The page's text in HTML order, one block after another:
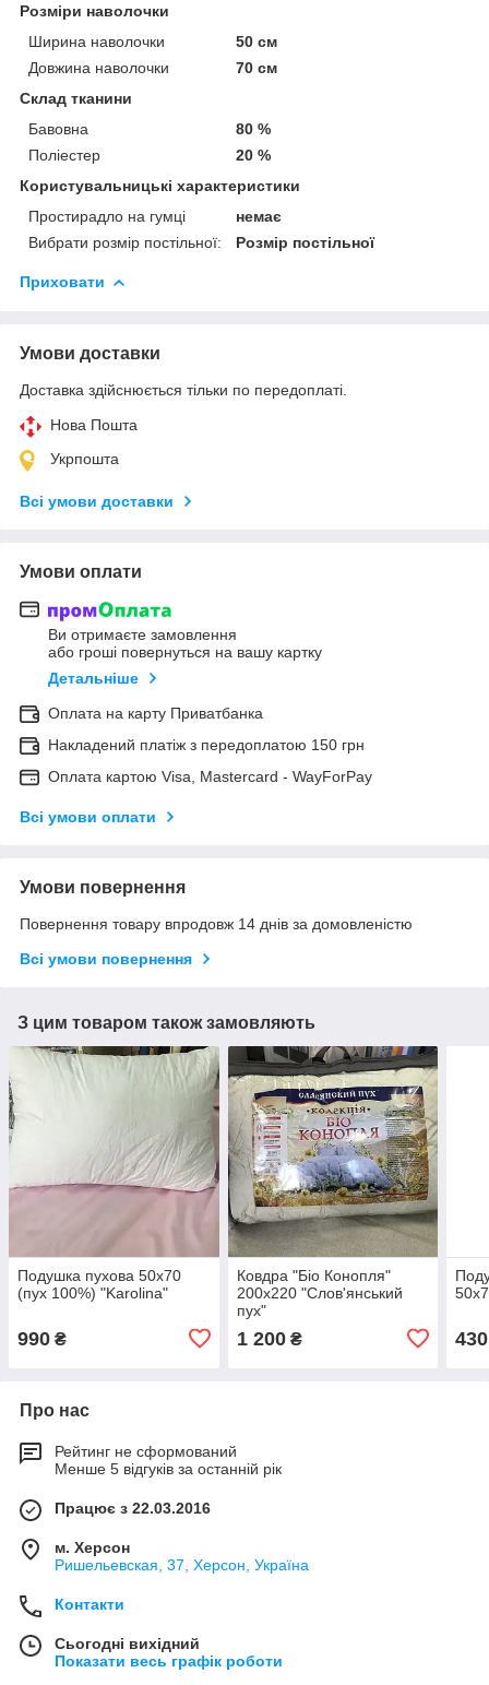
Розміри наволочки
Ширина наволочки
50 см
Довжина наволочки
70 см
Склад тканини
Бавовна
80 %
Поліестер
20 %
Користувальницькі характеристики
Простирадло на гумці
немає
Вибрати розмір постільної:
Розмір постільної
Приховати
Умови доставки
Доставка здійснюється тільки по передоплаті.
Нова Пошта
Укрпошта
Всі умови доставки
Умови оплати
Ви отримаєте замовлення
або гроші повернуться на вашу картку
Детальніше
Оплата на карту Приватбанка
Накладений платіж з передоплатою 150 грн
Оплата картою Visa, Mastercard - WayForPay
Всі умови оплати
Умови повернення
Повернення товару впродовж 14 днів за домовленістю
Всі умови повернення
З цим товаром також замовляють
Подушка пухова 50х70
(пух 100%) "Karolina"
990 ₴
Ковдра "Біо Конопля"
200х220 "Слов'янський
пух"
1 200₴ 430
Про нас
Рейтинг не сформований
Менше 5 відгуків за останній рік
Працює з 22.03.2016
м. Херсон
Ришельевская, 37, Херсон, Україна
Контакти
Сьогодні вихідний
Показати весь графік роботи